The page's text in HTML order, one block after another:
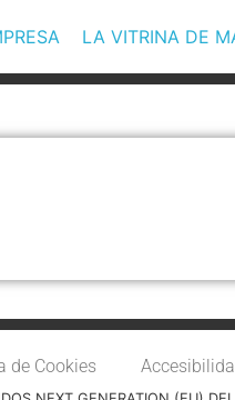
LA VITRINA DE
de Cookies